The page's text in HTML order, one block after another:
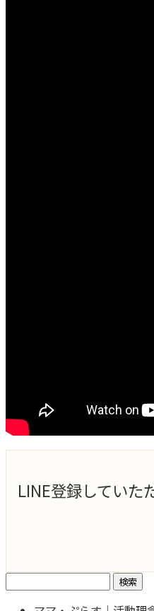
LINE登録していた